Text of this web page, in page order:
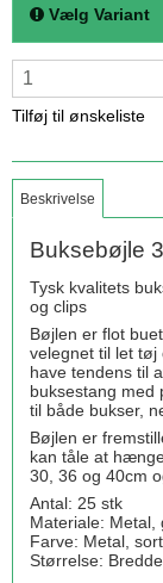
Vælg Variant
Tilføj til ønskeliste
Beskrivelse
Buksebøjle
Tysk kvalitets
og clips
Bøjlen er flot
velegnet til let tøj
have tendens til
buksestang med
til både bukser,
Bøjlen er
kan tåle at
30, 36 og 40cm
Antal: 25 stk
Materiale: Metal,
Farve: Metal,
Størrelse: